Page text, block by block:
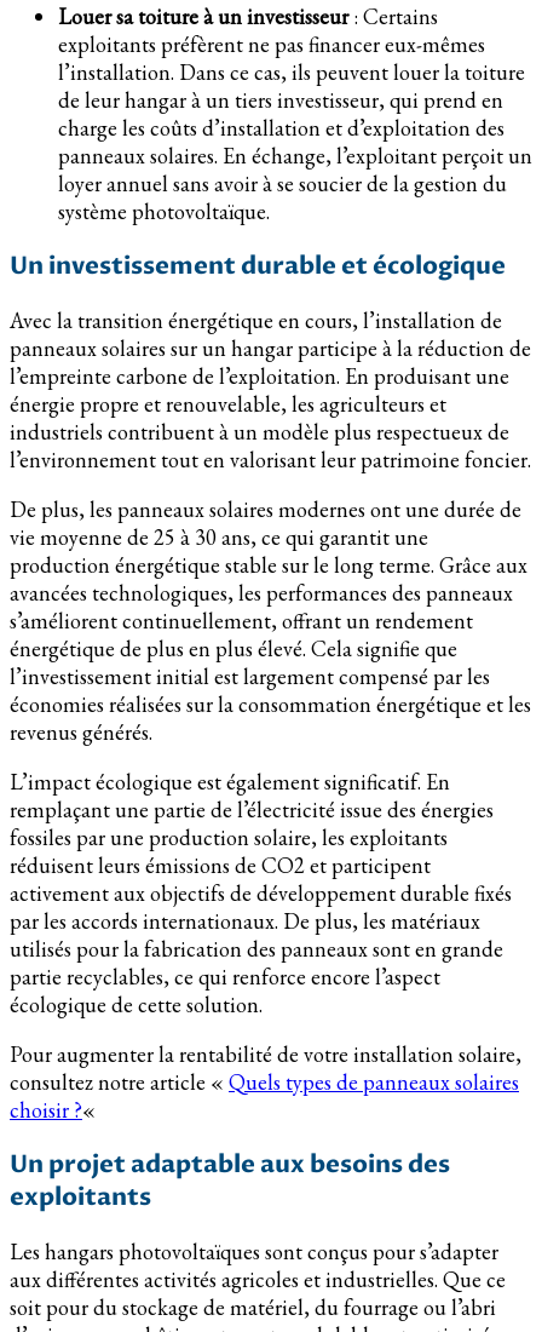
Louer sa toiture à un investisseur: Certains
exploitants préfèrent ne pas financer eux-mêmes
l’installation. Dans ce cas, ils peuvent louer la toiture
de leur hangar à un tiers investisseur, qui prend en
charge les coûts d’installation et d’exploitation des
panneaux solaires. En échange, l’exploitant perçoit un
loyer annuel sans avoir à se soucier de la gestion du
système photovoltaïque.
Un investissement durable et écologique
Avec la transition énergétique en cours, l’installation de
panneaux solaires sur un hangar participe à la réduction de
l’empreinte carbone de l’exploitation. En produisant une
énergie propre et renouvelable, les agriculteurs et
industriels contribuent à un modèle plus respectueux de
l’environnement tout en valorisant leur patrimoine foncier.
De plus, les panneaux solaires modernes ont une durée de
vie moyenne de 25 à 30 ans, ce qui garantit une
production énergétique stable sur le long terme. Grâce aux
avancées technologiques, les performances des panneaux
s’améliorent continuellement, offrant un rendement
énergétique de plus en plus élevé. Cela signifie que
l’investissement initial est largement compensé par les
économies réalisées sur la consommation énergétique et les
revenus générés.
L’impact écologique est également significatif. En
remplaçant une partie de l’électricité issue des énergies
fossiles par une production solaire, les exploitants
réduisent leurs émissions de CO2 et participent
activement aux objectifs de développement durable fixés
par les accords internationaux. De plus, les matériaux
utilisés pour la fabrication des panneaux sont en grande
partie recyclables, ce qui renforce encore l’aspect
écologique de cette solution.
Pour augmenter la rentabilité de votre installation solaire,
consultez notre article « Quels types de panneaux solaires
choisir ?«
Un projet adaptable aux besoins des
exploitants
Les hangars photovoltaïques sont conçus pour s’adapter
aux différentes activités agricoles et industrielles. Que ce
soit pour du stockage de matériel, du fourrage ou l’abri